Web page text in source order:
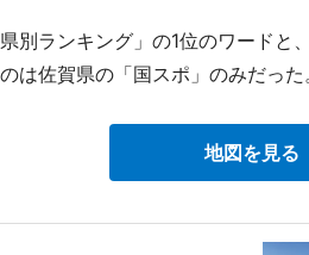
別ランキング」の1位のワードと
は佐賀県の「国スポ」のみだった
地図を見る